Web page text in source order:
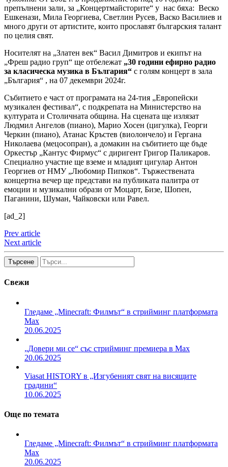
препълнени зали, за „Концертмайсторите“ у нас бяха: Веско
Ешкенази, Мила Георгиева, Светлин Русев, Васко Василиев и
много други от артистите, които прославят българския талант
по целия свят.
Носителят на „Златен век“ Васил Димитров и екипът на
„Фреш радио груп“ ще отбележат „30 години ефирно радио
за класическа музика в България“ с голям концерт в зала
„България“ , на 07 декември 2024г.
Събитието е част от програмата на 24-тия „Европейски
музикален фестивал“, с подкрепата на Министерство на
културата и Столичната община. На сцената ще излязат
Людмил Ангелов (пиано), Марио Хосен (цигулка), Георги
Черкин (пиано), Атанас Кръстев (виолончело) и Гергана
Николаева (мецосопран), а домакин на събитието ще бъде
Оркестър „Кантус Фирмус“ с диригент Григор Паликаров.
Специално участие ще вземе и младият цигулар Антон
Георгиев от НМУ „Любомир Пипков“. Тържествената
концертна вечер ще представи на публиката палитра от
емоции и музикални образи от Моцарт, Бизе, Шопен,
Паганини, Шуман, Чайковски или Равел.
[ad_2]
Prev article
Next article
Търсене
Свежи
Гледаме „Minecraft: Филмът“ в стрийминг платформата
Max
20.06.2025
„Довери ми се“ със стрийминг премиера в Max
20.06.2025
Viasat HISTORY в „Изгубеният свят на висящите
градини“
10.06.2025
Още по темата
Гледаме „Minecraft: Филмът“ в стрийминг платформата
Max
20.06.2025